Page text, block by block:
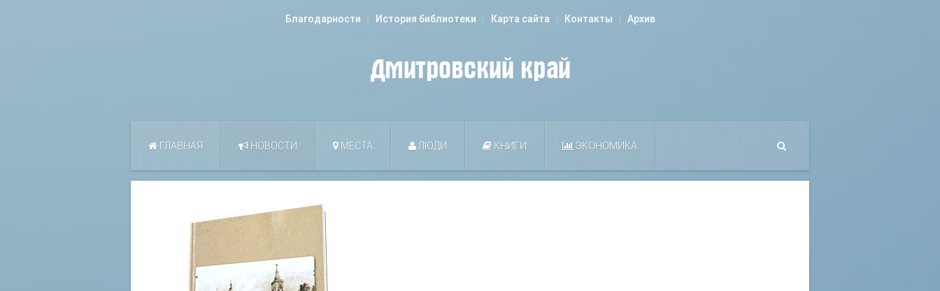
Благодарности История библиотеки Карта сайта Контакты Архив
ГЛАВНАЯ НОВОСТИ МЕСТА ЛЮДИ КНИГИ ЭКОНОМИКА